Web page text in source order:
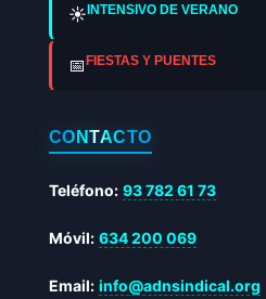
☀️INTENSIVO DE VERANO
📅FIESTAS Y PUENTES
CONTACTO
Teléfono: 93 782 61 73
Móvil: 634 200 069
Email: info@adnsindical.org